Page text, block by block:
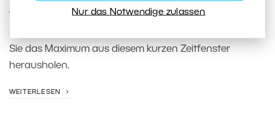
Nur das Notwendige zulassen
Wir zeigen Ihnen, wie Sie während der blauen Stunde
Stadt, Landschaft und Porträts fotografieren und wie
Sie das Maximum aus diesem kurzen Zeitfenster
herausholen.
WEITERLESEN